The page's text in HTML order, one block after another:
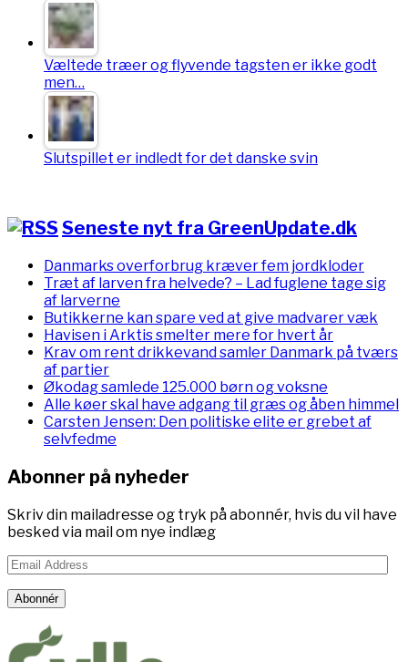
Væltede træer og flyvende tagsten er ikke godt
men…
Slutspillet er indledt for det danske svin
Seneste nyt fra GreenUpdate.dk
Danmarks overforbrug kræver fem jordkloder
Træt af larven fra helvede? – Lad fuglene tage sig
af larverne
Butikkerne kan spare ved at give madvarer væk
Havisen i Arktis smelter mere for hvert år
Krav om rent drikkevand samler Danmark på tværs
af partier
Økodag samlede 125.000 børn og voksne
Alle køer skal have adgang til græs og åben himmel
Carsten Jensen: Den politiske elite er grebet af
selvfedme
Abonner på nyheder
Skriv din mailadresse og tryk på abonnér, hvis du vil have
besked via mail om nye indlæg
Email
Abonnér